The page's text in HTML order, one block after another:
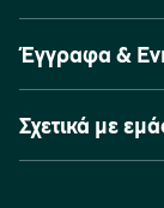
Έγγραφα &
Σχετικά με